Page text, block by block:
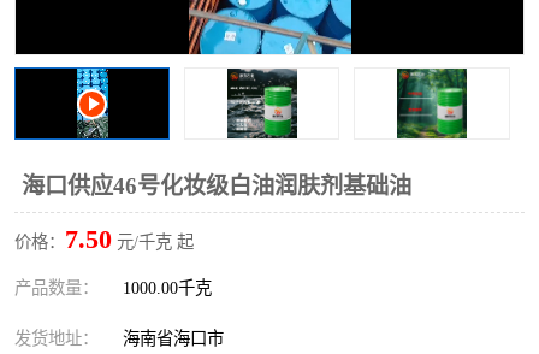
海口供应46号化妆级白油润肤剂基础油
价格： 7.50 元/千克 起
产品数量： 1000.00千克
发货地址： 海南省海口市